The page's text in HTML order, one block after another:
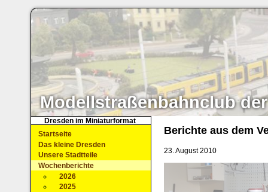
Modellstraßenbahnclub der
Berichte aus dem
23. August 2010
Dresden im Miniaturformat
Startseite
Das kleine Dresden
Unsere Stadtteile
Wochenberichte
2026
2025